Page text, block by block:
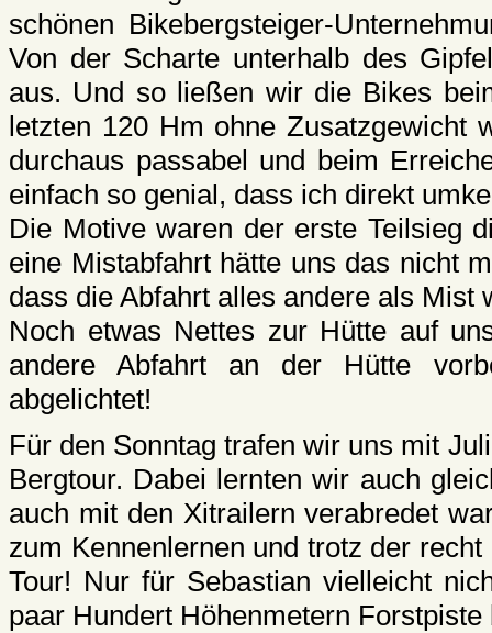
schönen Bikebergsteiger-
Von der Scharte unterhalb des
aus. Und so ließen wir die Bikes
letzten 120 Hm ohne Zusatzgewicht
durchaus passabel und beim
einfach so genial, dass ich direkt
Die Motive waren der erste Teilsieg
eine Mistabfahrt hätte uns das nicht
dass die Abfahrt alles andere als Mist
Noch etwas Nettes zur Hütte auf
andere Abfahrt an der Hütte
abgelichtet!
Für den Sonntag trafen wir uns mit
Bergtour. Dabei lernten wir auch
auch mit den Xitrailern verabredet
zum Kennenlernen und trotz der
Tour! Nur für Sebastian vielleicht
paar Hundert Höhenmetern